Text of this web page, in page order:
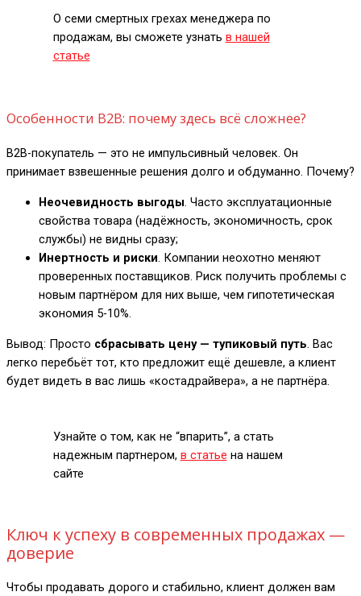
О семи смертных грехах менеджера по
продажам, вы сможете узнать в нашей
статье
Особенности B2B: почему здесь всё сложнее?
B2B-покупатель — это не импульсивный человек. Он
принимает взвешенные решения долго и обдуманно. Почему?
Неочевидность выгоды. Часто эксплуатационные
свойства товара (надёжность, экономичность, срок
службы) не видны сразу;
Инертность и риски. Компании неохотно меняют
проверенных поставщиков. Риск получить проблемы с
новым партнёром для них выше, чем гипотетическая
экономия 5-10%.
Вывод: Просто сбрасывать цену — тупиковый путь . Вас
легко перебьёт тот, кто предложит ещё дешевле, а клиент
будет видеть в вас лишь «костадрайвера», а не партнёра.
Узнайте о том, как не “впарить”, а стать
надежным партнером, в статье на нашем
сайте
Ключ к успеху в современных продажах —
доверие
Чтобы продавать дорого и стабильно, клиент должен вам